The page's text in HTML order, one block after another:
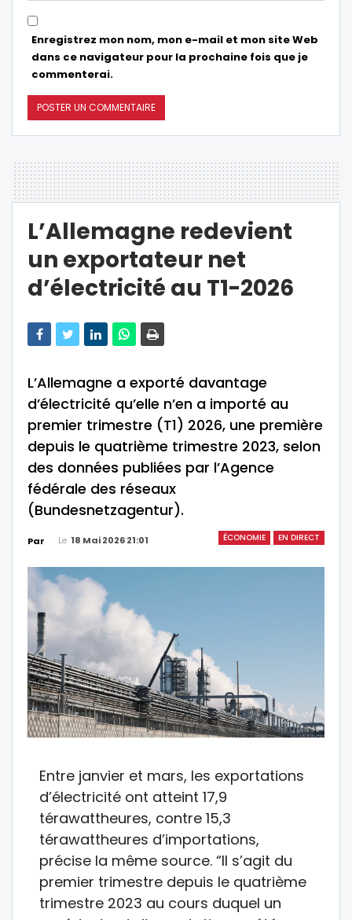
Enregistrez mon nom, mon e-mail et mon site Web
dans ce navigateur pour la prochaine fois que je
commenterai.
L’Allemagne redevient
un exportateur net
d’électricité au T1-2026
L’Allemagne a exporté davantage
d’électricité qu’elle n’en a importé au
premier trimestre (T1) 2026, une première
depuis le quatrième trimestre 2023, selon
des données publiées par l’Agence
fédérale des réseaux
(Bundesnetzagentur).
ÉCONOMIE EN DIRECT
Par Le 18 Mai 2026 21:01
Entre janvier et mars, les exportations
d’électricité ont atteint 17,9
térawattheures, contre 15,3
térawattheures d’importations,
précise la même source. “Il s’agit du
premier trimestre depuis le quatrième
trimestre 2023 au cours duquel un